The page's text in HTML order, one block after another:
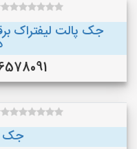
جک پالت لیفتراک
09926578091
جک